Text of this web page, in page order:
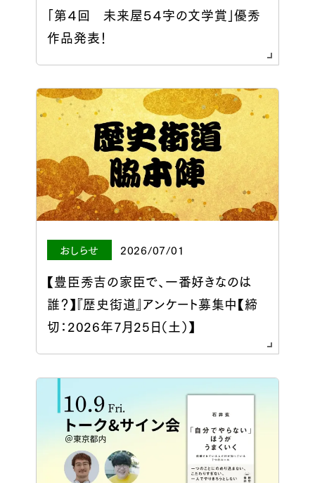
「第４回 未来屋５４字の文学賞」優秀
作品発表！
おしらせ 2026/07/01
【豊臣秀吉の家臣で、一番好きなのは
誰？】『歴史街道』アンケート募集中【締
切：2026年7月25日（土）】